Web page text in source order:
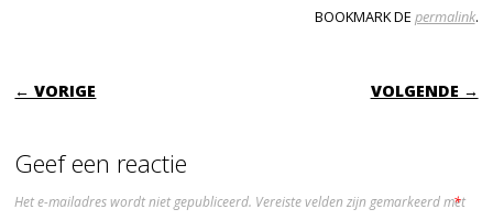
BOOKMARK DE permalink.
BERICHTNAVIGATIE
← VORIGE VOLGENDE →
Geef een reactie
Het e-mailadres wordt niet gepubliceerd. Vereiste velden zijn gemarkeerd met
*